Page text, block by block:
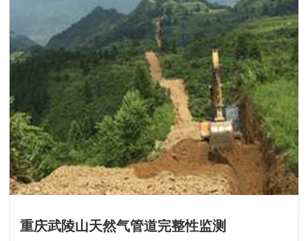
重庆武陵山天然气管道完整性监测